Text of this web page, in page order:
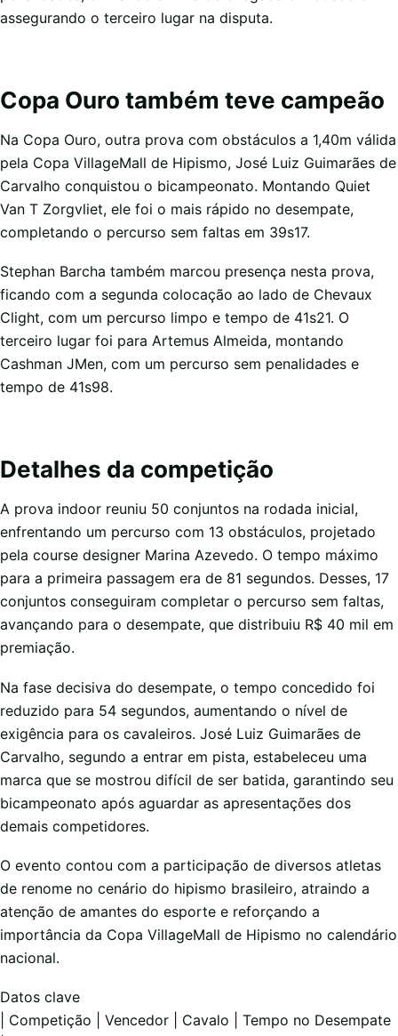
assegurando o terceiro lugar na disputa.
Copa Ouro também teve campeão
Na Copa Ouro, outra prova com obstáculos a 1,40m válida
pela Copa VillageMall de Hipismo, José Luiz Guimarães de
Carvalho conquistou o bicampeonato. Montando Quiet
Van T Zorgvliet, ele foi o mais rápido no desempate,
completando o percurso sem faltas em 39s17.
Stephan Barcha também marcou presença nesta prova,
ficando com a segunda colocação ao lado de Chevaux
Clight, com um percurso limpo e tempo de 41s21. O
terceiro lugar foi para Artemus Almeida, montando
Cashman JMen, com um percurso sem penalidades e
tempo de 41s98.
Detalhes da competição
A prova indoor reuniu 50 conjuntos na rodada inicial,
enfrentando um percurso com 13 obstáculos, projetado
pela course designer Marina Azevedo. O tempo máximo
para a primeira passagem era de 81 segundos. Desses, 17
conjuntos conseguiram completar o percurso sem faltas,
avançando para o desempate, que distribuiu R$ 40 mil em
premiação.
Na fase decisiva do desempate, o tempo concedido foi
reduzido para 54 segundos, aumentando o nível de
exigência para os cavaleiros. José Luiz Guimarães de
Carvalho, segundo a entrar em pista, estabeleceu uma
marca que se mostrou difícil de ser batida, garantindo seu
bicampeonato após aguardar as apresentações dos
demais competidores.
O evento contou com a participação de diversos atletas
de renome no cenário do hipismo brasileiro, atraindo a
atenção de amantes do esporte e reforçando a
importância da Copa VillageMall de Hipismo no calendário
nacional.
Datos clave
| Competição | Vencedor | Cavalo | Tempo no Desempate